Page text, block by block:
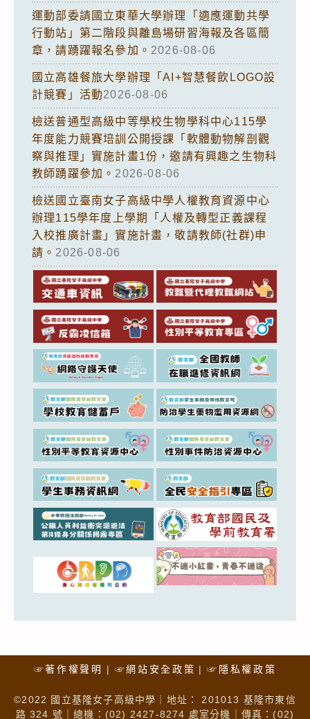
運動部委請國立東華大學辦理「適應運動共學
行動站」第二階段與離島場研習海報及各區簡
章，請踴躍報名參加。 2026-08-06
國立高雄餐旅大學辦理「AI+智慧餐飲LOGO設
計競賽」活動2026-08-06
檢送普通型高級中等學校生物學科中心115學
年度能力競賽培訓公開授課「軟體動物解剖觀
察與推理」實施計畫1份，邀請有興趣之生物科
教師踴躍參加。 2026-08-06
檢送國立臺南女子高級中學人權教育資源中心
辦理115學年度上學期「人權及轉型正義課程
入校推廣計畫」實施計畫，敬請教師(社群)申
請。 2026-08-06
☞著作權聲明 ☞網站安全政策 ☞隱私權政策
©2022 國立基隆女子高級中學｜地址： 201013 基隆市東信
路 324 號｜總機：(02) 2427-8274 處室分機｜傳真：(02)